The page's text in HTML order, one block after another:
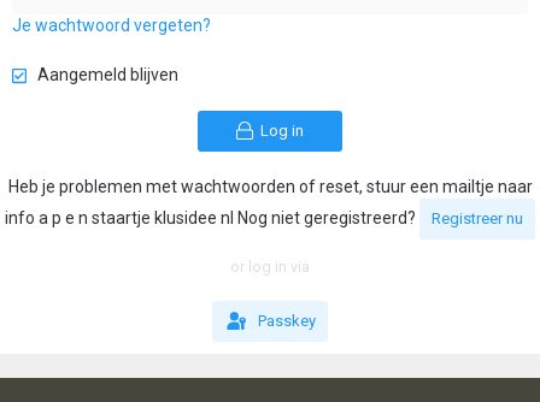
Je wachtwoord vergeten?
Aangemeld blijven
Log in
Heb je problemen met wachtwoorden of reset, stuur een mailtje naar
info a p e n staartje klusidee nl Nog niet geregistreerd?
Registreer nu
or log in via
Passkey